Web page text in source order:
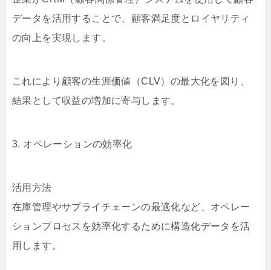
データを活用することで、顧客満足度とロイヤリティ
の向上を実現します。
これにより顧客の生涯価値（CLV）の最大化を図り、
結果として収益の増加に寄与します。
3. オペレーションの効率化
活用方法
在庫管理やサプライチェーンの最適化など、オペレー
ションプロセスを効率化するために構造化データを活
用します。